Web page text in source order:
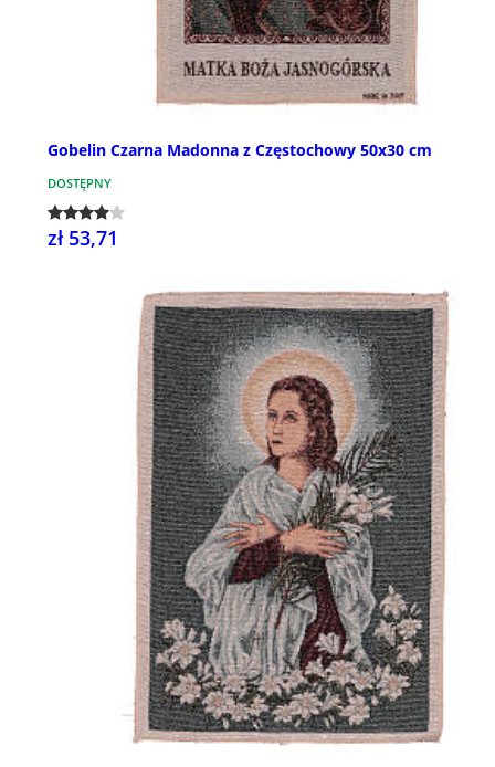
Gobelin Czarna Madonna z Częstochowy 50x30 cm
DOSTĘPNY
zł 53,71